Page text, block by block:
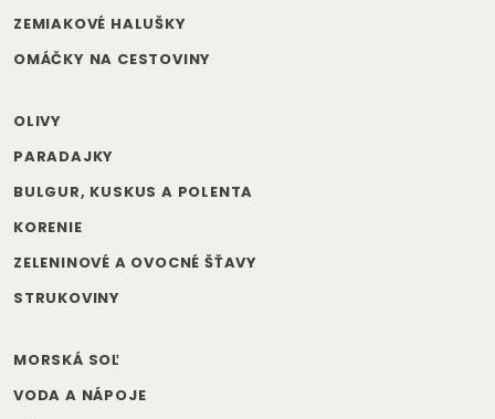
ZEMIAKOVÉ HALUŠKY
OMÁČKY NA CESTOVINY
OLIVY
PARADAJKY
BULGUR, KUSKUS A POLENTA
KORENIE
ZELENINOVÉ A OVOCNÉ ŠŤAVY
STRUKOVINY
MORSKÁ SOĽ
VODA A NÁPOJE